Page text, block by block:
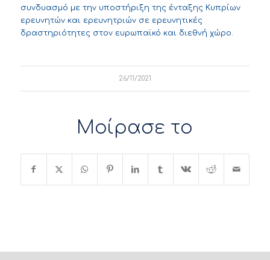
συνδυασμό με την υποστήριξη της ένταξης Κυπρίων
ερευνητών και ερευνητριών σε ερευνητικές
δραστηριότητες στον ευρωπαϊκό και διεθνή χώρο.
26/11/2021
Μοίρασε το